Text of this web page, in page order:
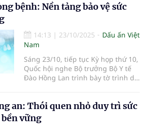
độc lập mà có những điểm chung
về cội nguồn sinh học. Điều này
trầm cảm cũng thường bị lo âu
hoặc rối loạn căng thẳng sau sang
bệnh: Nền tảng bảo vệ sức
14:13 | 23/10/2025
Dấu ấn Việt
Nam
Sáng 23/10, tiếp tục Kỳ họp thứ 10,
Quốc hội nghe Bộ trưởng Bộ Y tế
Đào Hồng Lan trình bày tờ trình dự
an: Thói quen nhỏ duy trì sức
vững